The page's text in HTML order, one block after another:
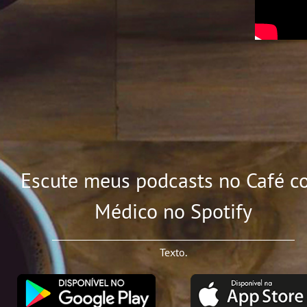
Escute meus podcasts no Café
Médico no Spotify
Texto.